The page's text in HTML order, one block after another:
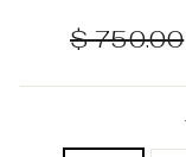
Precio
$ 750.00